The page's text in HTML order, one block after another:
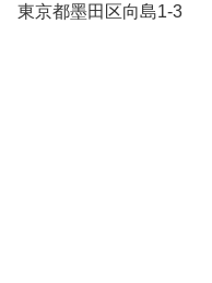
東京都墨田区向島1-3